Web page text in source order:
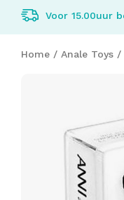
Voor 15.00uur
Home / Anale Toys /